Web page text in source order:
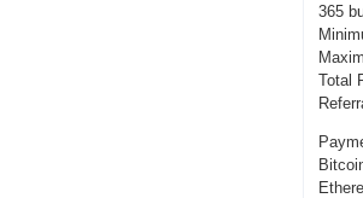
365
Total